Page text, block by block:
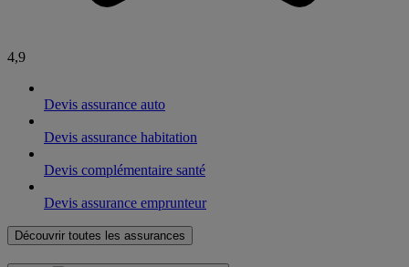
4,9
Devis assurance auto
Devis assurance habitation
Devis complémentaire santé
Devis assurance emprunteur
Découvrir toutes les assurances